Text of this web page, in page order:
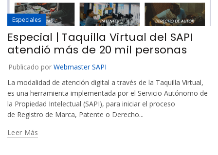
Especiales
Especial | Taquilla Virtual del SAPI
atendió más de 20 mil personas
Publicado por Webmaster SAPI
La modalidad de atención digital a través de la Taquilla Virtual,
es una herramienta implementada por el Servicio Autónomo de
la Propiedad Intelectual (SAPI), para iniciar el proceso
de Registro de Marca, Patente o Derecho...
Leer Más